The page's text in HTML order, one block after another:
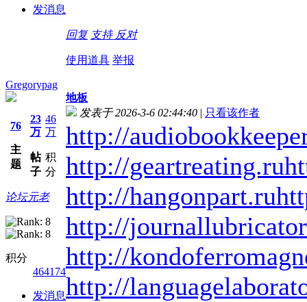
发消息
回复 支持 反对
使用道具 举报
Gregorypag
76
主
题
23
万
帖
子
46
万
积
分
论坛元老
积分
464174
发消息
地板
发表于 2026-3-6 02:44:40 | 只看该作者
http://
http://geartreating.ru
http://hangonpart.ru
http://
http://
http://